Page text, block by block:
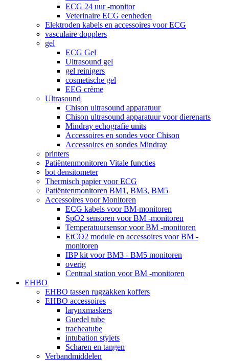
ECG 24 uur -monitor
Veterinaire ECG eenheden
Elektroden kabels en accessoires voor ECG
vasculaire dopplers
gel
ECG Gel
Ultrasound gel
gel reinigers
cosmetische gel
EEG crème
Ultrasound
Chison ultrasound apparatuur
Chison ultrasound apparatuur voor dierenarts
Mindray echografie units
Accessoires en sondes voor Chison
Accessoires en sondes Mindray
printers
Patiëntenmonitoren Vitale functies
bot densitometer
Thermisch papier voor ECG
Patiëntenmonitoren BM1, BM3, BM5
Accessoires voor Monitoren
ECG kabels voor BM-monitoren
SpO2 sensoren voor BM -monitoren
Temperatuursensor voor BM -monitoren
EtCO2 module en accessoires voor BM -
monitoren
IBP kit voor BM3 - BM5 monitoren
overig
Centraal station voor BM -monitoren
EHBO
EHBO tassen rugzakken koffers
EHBO accessoires
larynxmaskers
Guedel tube
tracheatube
intubation stylets
Scharen en tangen
Verbandmiddelen